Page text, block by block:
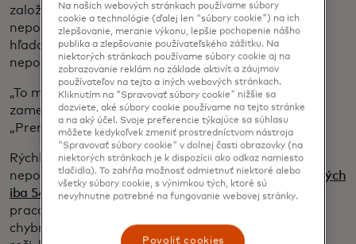
založená pre nepočujúcich študentov, zistila, že
nepočujúci študenti majú ešte väčšie problémy s
hľadaním práce. Dingle má dve sestry, ktoré sú
nepočujúce, takže komentár zasiahol ich blízkych.
„To ma tak nahnevalo, že som sa rozhodol zmeniť
zameranie svojho programu,“ hovorí Dingle.
„Premenoval som to na DEAFCYBERCON.“
Rýchlo zistila, že z 11 miliónov ľudí v USA, ktorí sú
nepočujúci alebo veľmi ťažko počujúci,je zamestnaných
iba 54 %opens in a new tab
. Nepočujúci uchádzači čelia počas
pracovných pohovorov obrovským nástrahám –
chybným skrytým titulkom, tlmočníkom posunkovej
Na našich webových stránkach používame súbory
cookie a technológie (ďalej len "súbory cookie") na ich
zlepšovanie, meranie výkonu, lepšie pochopenie nášho
publika a zlepšovanie používateľského zážitku. Na
niektorých stránkach používame súbory cookie aj na
zobrazovanie reklám na základe aktivít a záujmov
používateľov na tejto a iných webových stránkach.
Kliknutím na "Spravovať súbory cookie" nižšie sa
dozviete, aké súbory cookie používame na tejto stránke
a na aký účel. Svoje preferencie týkajúce sa súhlasu
môžete kedykoľvek zmeniť prostredníctvom nástroja
"Spravovať súbory cookie" v dolnej časti obrazovky (na
niektorých stránkach je k dispozícii ako odkaz namiesto
tlačidla). To zahŕňa možnosť odmietnuť niektoré alebo
všetky súbory cookie, s výnimkou tých, ktoré sú
nevyhnutne potrebné na fungovanie webovej stránky.
Povoliť cookies